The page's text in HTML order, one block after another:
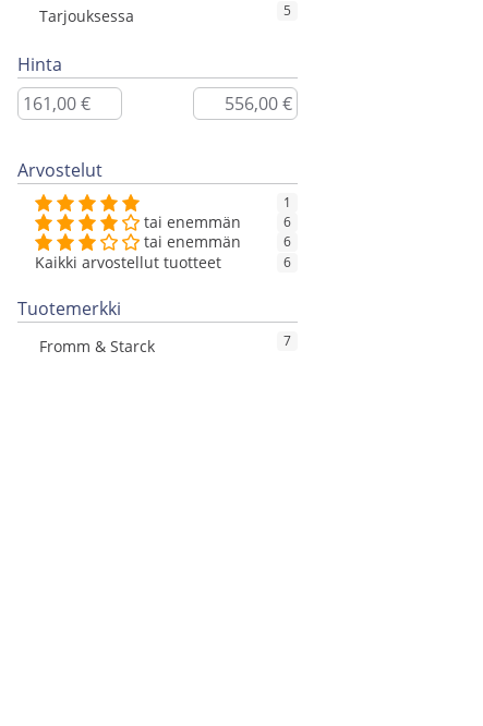
Tarjouksessa 5
Hinta
Arvostelut
1
tai enemmän 6
tai enemmän 6
Kaikki arvostellut tuotteet 6
Tuotemerkki
Fromm & Starck 7